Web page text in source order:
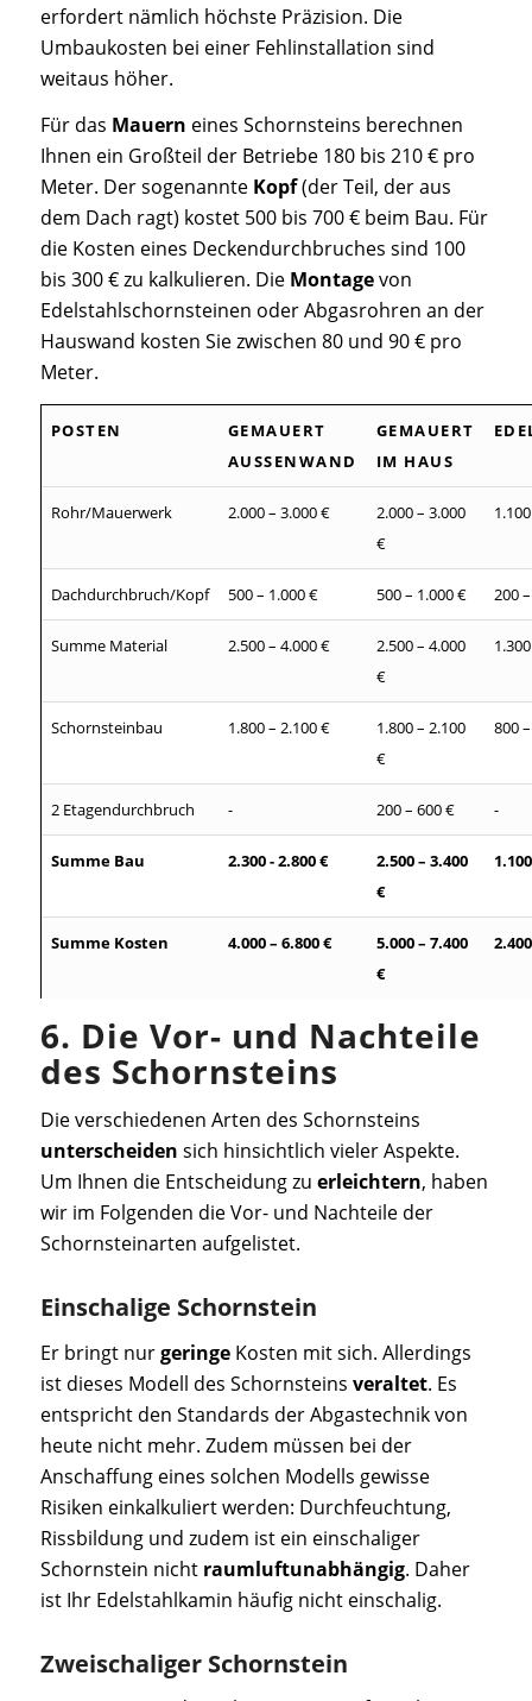
erfordert nämlich höchste Präzision. Die
Umbaukosten bei einer Fehlinstallation sind
weitaus höher.
Für das Mauern eines Schornsteins berechnen
Ihnen ein Großteil der Betriebe 180 bis 210 € pro
Meter. Der sogenannte Kopf(der Teil, der aus
dem Dach ragt) kostet 500 bis 700 € beim Bau. Für
die Kosten eines Deckendurchbruches sind 100
bis 300 € zu kalkulieren. Die Montagevon
Edelstahlschornsteinen oder Abgasrohren an der
Hauswand kosten Sie zwischen 80 und 90 € pro
Meter.
POSTEN
GEMAUERT
AUSSENWAND
GEMAUERT
IM HAUS
Rohr/Mauerwerk 2.000 – 3.000 €
2.000 – 3.000
€
Dachdurchbruch/Kopf 500 – 1.000 € 500 – 1.000 € 200
Summe Material 2.500 – 4.000 €
2.500 – 4.000
€
Schornsteinbau 1.800 – 2.100 €
1.800 – 2.100
€
800
2 Etagendurchbruch - 200 – 600 € -
Summe Bau 2.300-2.800€ 2.500 – 3.400
€
1.100
Summe Kosten 4.000– 6.800€ 5.000– 7.400
€
2.400
6. Die Vor- und Nachteile
des Schornsteins
Die verschiedenen Arten des Schornsteins
unterscheiden sich hinsichtlich vieler Aspekte.
Um Ihnen die Entscheidung zu erleichtern, haben
wir im Folgenden die Vor- und Nachteile der
Schornsteinarten aufgelistet.
Einschalige Schornstein
Er bringt nurgeringeKosten mit sich. Allerdings
ist dieses Modell des Schornsteins veraltet. Es
entspricht den Standards der Abgastechnik von
heute nicht mehr. Zudem müssen bei der
Anschaffung eines solchen Modells gewisse
Risiken einkalkuliert werden: Durchfeuchtung,
Rissbildung und zudem ist ein einschaliger
Schornstein nicht raumluftunabhängig. Daher
ist Ihr Edelstahlkamin häufig nicht einschalig.
Zweischaliger Schornstein